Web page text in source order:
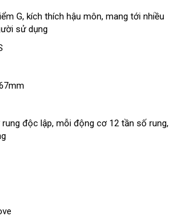
Gchiết
khấu
, kích thích hậu mônxách
, mang tới nhiều
sử dụng
độc lậpsản
, mỗi động cơ 12 tần số rungăn
,